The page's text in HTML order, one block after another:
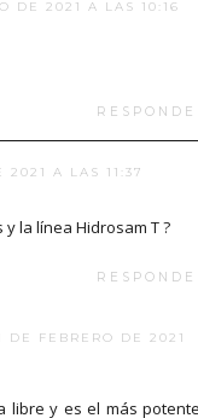
DE 2021 A LAS 10:16
2021 A LAS 11:37
la línea Hidrosam T ?
DE FEBRERO DE 2021
libre y es el más